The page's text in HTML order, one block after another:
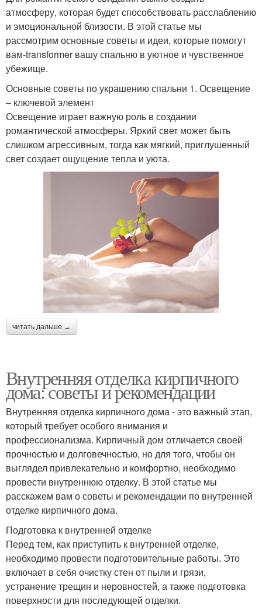
атмосферу, которая будет способствовать расслаблению
и эмоциональной близости. В этой статье мы
рассмотрим основные советы и идеи, которые помогут
вам-transformer вашу спальню в уютное и чувственное
убежище.
Основные советы по украшению спальни 1. Освещение
– ключевой элемент
Освещение играет важную роль в создании
романтической атмосферы. Яркий свет может быть
слишком агрессивным, тогда как мягкий, приглушенный
свет создает ощущение тепла и уюта.
читать дальше →
Внутренняя отделка кирпичного
дома: советы и рекомендации
Внутренняя отделка кирпичного дома - это важный этап,
который требует особого внимания и
профессионализма. Кирпичный дом отличается своей
прочностью и долговечностью, но для того, чтобы он
выглядел привлекательно и комфортно, необходимо
провести внутреннюю отделку. В этой статье мы
расскажем вам о советы и рекомендации по внутренней
отделке кирпичного дома.
Подготовка к внутренней отделке
Перед тем, как приступить к внутренней отделке,
необходимо провести подготовительные работы. Это
включает в себя очистку стен от пыли и грязи,
устранение трещин и неровностей, а также подготовка
поверхности для последующей отделки.